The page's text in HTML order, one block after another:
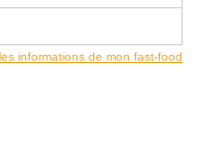
informations de mon fast-food